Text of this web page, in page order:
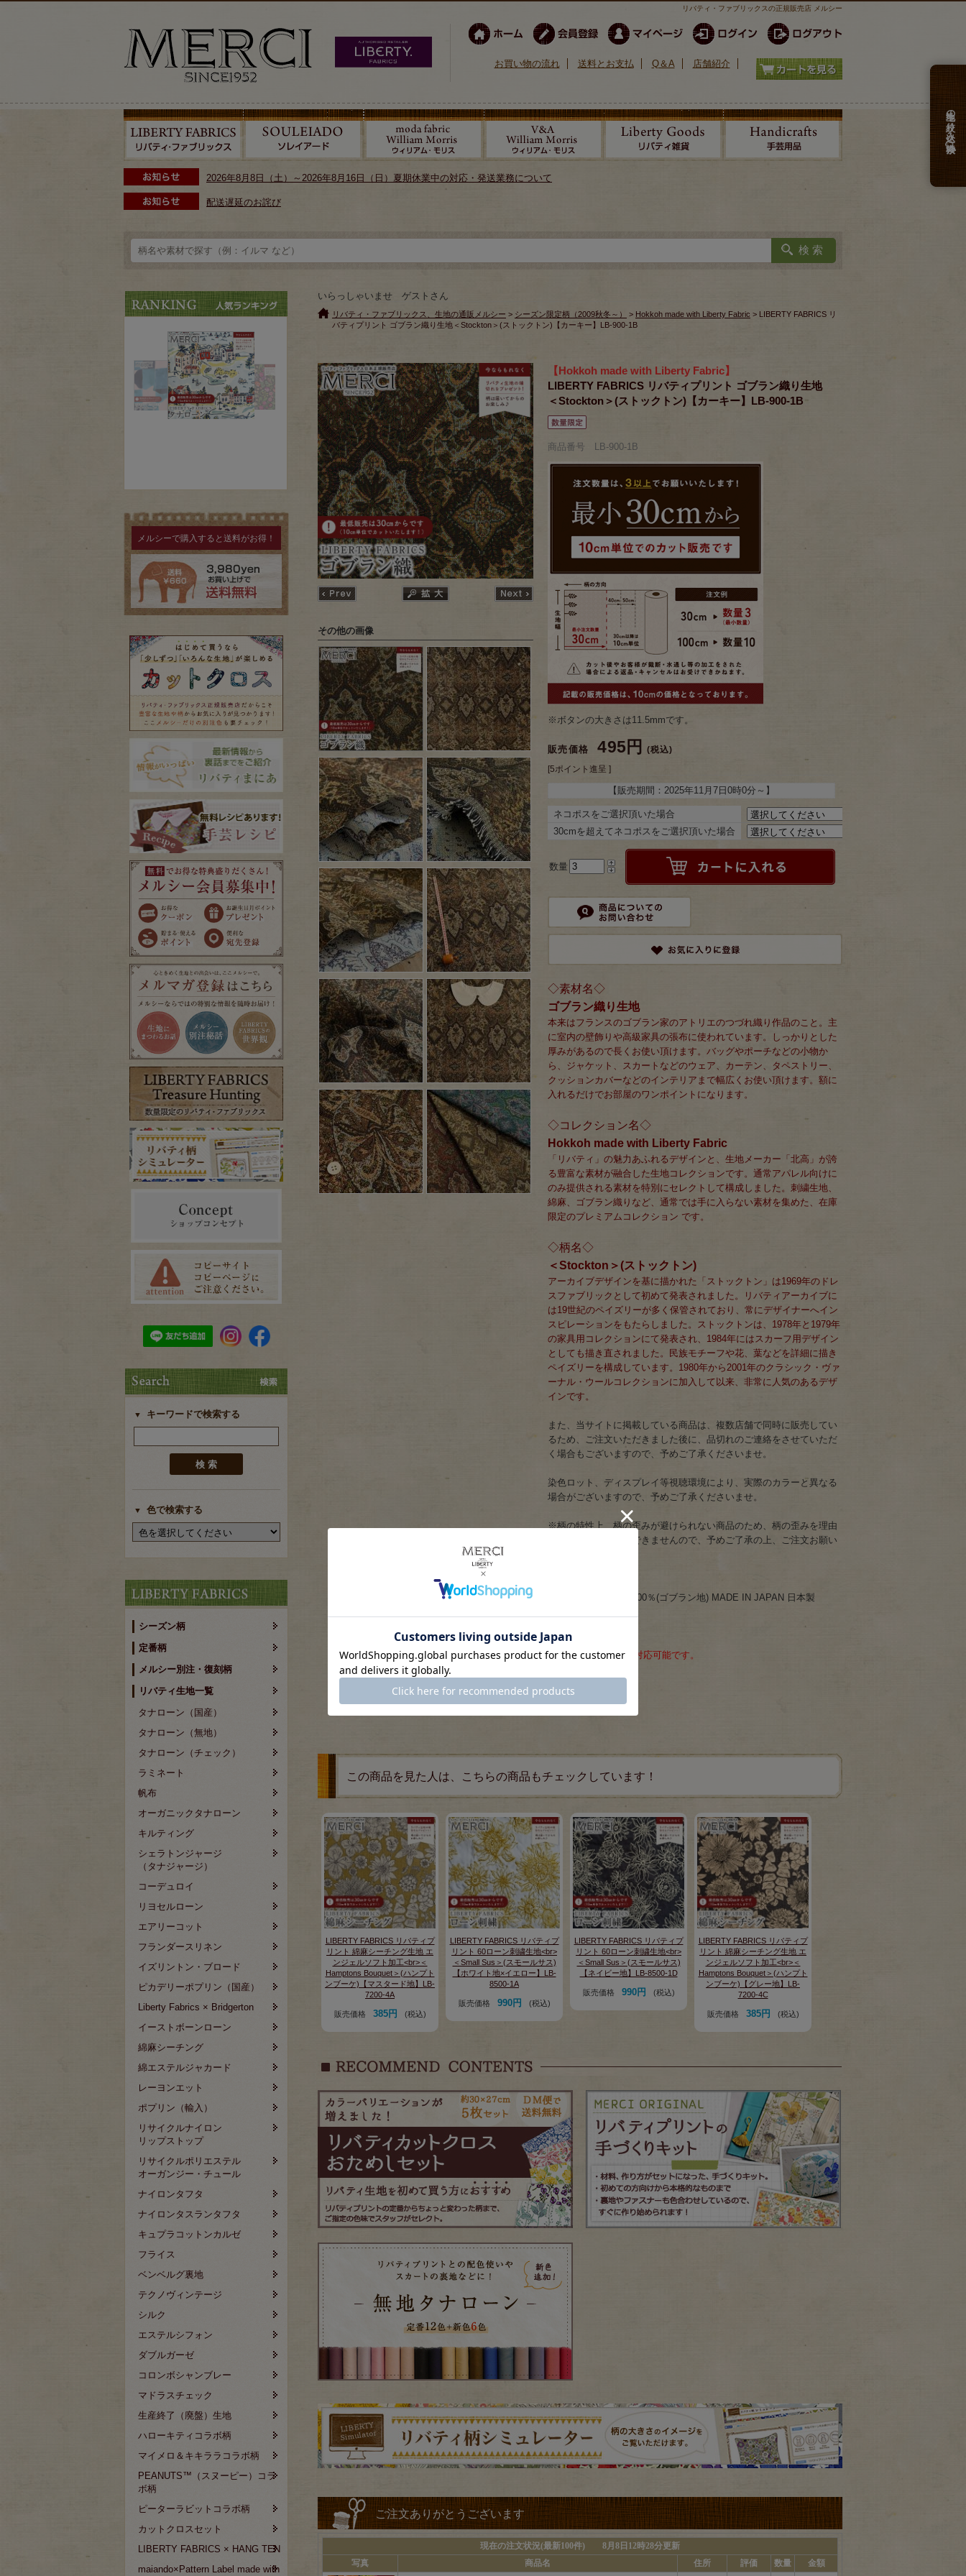
リバティ・ファブリックスの正規販売店 メルシー
お買い物の流れ 送料とお支払 Q＆A 店舗紹介
2026年8月8日（土）～2026年8月16日（日）夏期休業中の対応・発送業務について
配送遅延のお詫び
生地の絞り込み検索
メルシーで購入すると送料がお得！
キーワードで検索する
色で検索する
シーズン柄
定番柄
メルシー別注・復刻柄
リバティ生地一覧
タナローン（国産）
タナローン（無地）
タナローン（チェック）
ラミネート
帆布
オーガニックタナローン
キルティング
シェラトンジャージ
（タナジャージ）
コーデュロイ
リヨセルローン
エアリーコット
フランダースリネン
イズリントン・ブロード
ピカデリーポプリン（国産）
Liberty Fabrics × Bridgerton
イーストボーンローン
綿麻シーチング
綿エステルジャカード
レーヨンエット
ポプリン（輸入）
リサイクルナイロン
リップストップ
リサイクルポリエステル
オーガンジー・チュール
ナイロンタフタ
ナイロンタスランタフタ
キュプラコットンカルゼ
フライス
ベンベルグ裏地
テクノヴィンテージ
シルク
エステルシフォン
ダブルガーゼ
コロンボシャンブレー
マドラスチェック
生産終了（廃盤）生地
ハローキティコラボ柄
マイメロ＆キキララコラボ柄
PEANUTS™（スヌーピー）コラ
ボ柄
ピーターラビットコラボ柄
カットクロスセット
LIBERTY FABRICS × HANG TEN
maiando×Pattern Label made with
いらっしゃいませ ゲストさん
リバティ・ファブリックス、生地の通販メルシー > シーズン限定柄（2009秋冬～） > Hokkoh made with Liberty Fabric > LIBERTY FABRICS リ
バティプリント ゴブラン織り生地＜Stockton＞(ストックトン)【カーキー】LB-900-1B
【Hokkoh made with Liberty Fabric】
LIBERTY FABRICS リバティプリント ゴブラン織り生地
＜Stockton＞(ストックトン)【カーキー】LB-900-1B
商品番号 LB-900-1B
※ボタンの大きさは11.5mmです。
販売価格 495円 (税込)
[5ポイント進呈 ]
【販売期間： 2025年11月7日0時0分 ～】
ネコポスをご選択頂いた場合
30cmを超えてネコポスをご選択頂いた場合
数量
◇素材名◇
ゴブラン織り生地
本来はフランスのゴブラン家のアトリエのつづれ織り作品のこと。主
に室内の壁飾りや高級家具の張布に使われています。しっかりとした
厚みがあるので長くお使い頂けます。バッグやポーチなどの小物か
ら、ジャケット、スカートなどのウェア、カーテン、タペストリー、
クッションカバーなどのインテリアまで幅広くお使い頂けます。額に
入れるだけでお部屋のワンポイントになります。
◇コレクション名◇
Hokkoh made with Liberty Fabric
「リバティ」の魅力あふれるデザインと、生地メーカー「北高」が誇
る豊富な素材が融合した生地コレクションです。通常アパレル向けに
のみ提供される素材を特別にセレクトして構成しました。刺繍生地、
綿麻、ゴブラン織りなど、通常では手に入らない素材を集めた、在庫
限定のプレミアムコレクション です。
◇柄名◇
＜Stockton＞(ストックトン)
アーカイブデザインを基に描かれた「ストックトン」は1969年のドレ
スファブリックとして初めて発表されました。リバティアーカイブに
は19世紀のペイズリーが多く保管されており、常にデザイナーへイン
スピレーションをもたらしました。ストックトンは、1978年と1979年
の家具用コレクションにて発表され、1984年にはスカーフ用デザイン
としても描き直されました。民族モチーフや花、葉などを詳細に描き
ペイズリーを構成しています。1980年から2001年のクラシック・ヴァ
ーナル・ウールコレクションに加入して以来、非常に人気のあるデザ
インです。
また、当サイトに掲載している商品は、複数店舗で同時に販売してい
るため、ご注文いただきました後に、品切れのご連絡をさせていただ
く場合もございますので、予めご了承くださいませ。
染色ロット、ディスプレイ等視聴環境により、実際のカラーと異なる
場合がございますので、予めご了承くださいませ。
※柄の特性上、柄の歪みが避けられない商品のため、柄の歪みを理由
とする返品はお受けできませんので、予めご了承の上、ご注文お願い
素材：ポリエステル100％(ゴブラン地) MADE IN JAPAN 日本製
ネコポスは0.3mまで対応可能です。
その他の画像
この商品を見た人は、こちらの商品もチェックしています！
LIBERTY FABRICS リバティプ
リント 綿麻シーチング生地 エ
ンジェルソフト加工<br>＜
Hamptons Bouquet＞(ハンプト
ンブーケ)【マスタード地】LB-
7200-4A
販売価格 385円 (税込)
LIBERTY FABRICS リバティプ
リント 60ローン刺繍生地<br>
＜Small Sus＞(スモールサス)
【ホワイト地×イエロー】LB-
8500-1A
販売価格 990円 (税込)
LIBERTY FABRICS リバティプ
リント 60ローン刺繍生地<br>
＜Small Sus＞(スモールサス)
【ネイビー地】LB-8500-1D
販売価格 990円 (税込)
LIBERTY FABRICS リバティプ
リント 綿麻シーチング生地 エ
ンジェルソフト加工<br>＜
Hamptons Bouquet＞(ハンプト
ンブーケ)【グレー地】LB-
7200-4C
販売価格 385円 (税込)
ご注文ありがとうございます